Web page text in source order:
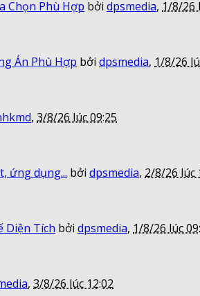
Chọn Phù Hợp bởi dpsmedia, 1/8/26
Án Phù Hợp bởi dpsmedia, 1/8/26
, 3/8/26 lúc 09:25
ứng dụng... bởi dpsmedia, 2/8/26 lúc
Diện Tích bởi dpsmedia, 1/8/26 lúc
, 3/8/26 lúc 12:02